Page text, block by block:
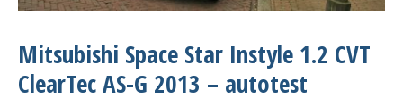
Mitsubishi Space Star Instyle 1.2 CVT
ClearTec AS-G 2013 – autotest